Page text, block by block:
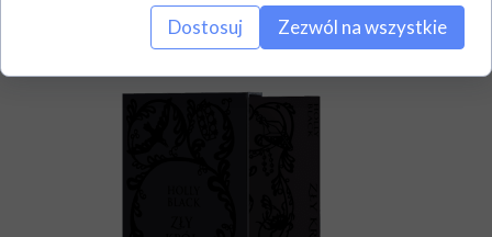
Dostosuj Zezwól na wszystkie